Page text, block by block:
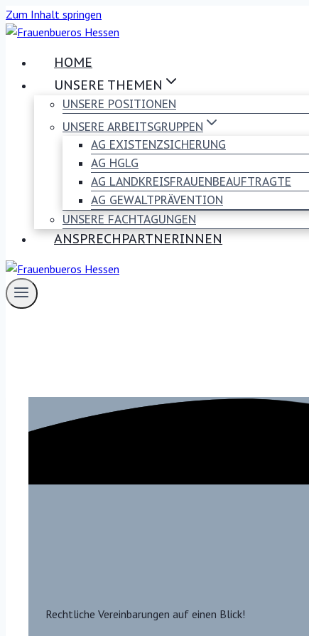
Zum Inhalt springen
HOME
UNSERE THEMEN
UNSERE POSITIONEN
UNSERE ARBEITSGRUPPEN
AG EXISTENZSICHERUNG
AG HGLG
AG LANDKREISFRAUENBEAUFTRAGTE
AG GEWALTPRÄVENTION
UNSERE FACHTAGUNGEN
ANSPRECHPARTNERINNEN
Rechtliche Vereinbarungen auf einen Blick!